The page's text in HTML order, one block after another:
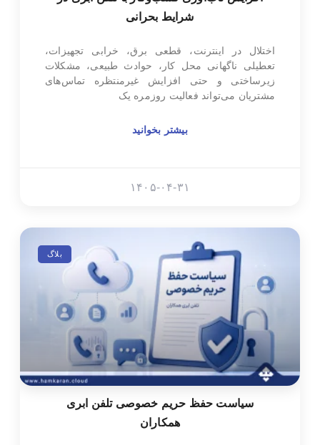
شرایط بحرانی
اختلال در اینترنت، قطعی برق، خرابی تجهیزات،
تعطیلی ناگهانی محل کار، حوادث طبیعی، مشکلات
زیرساختی و حتی افزایش غیرمنتظره تماس‌های
مشتریان می‌تواند فعالیت روزمره یک
بیشتر بخوانید
۱۴۰۵-۰۴-۳۱
بلاگ
سیاست حفظ حریم خصوصی تلفن ابری
همکاران